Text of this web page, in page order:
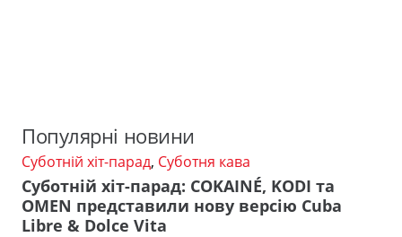
Популярні новини
Суботній хіт-парад, Суботня кава
Суботній хіт-парад: COKAINÉ, KODI та
OMEN представили нову версію Cuba
Libre & Dolce Vita